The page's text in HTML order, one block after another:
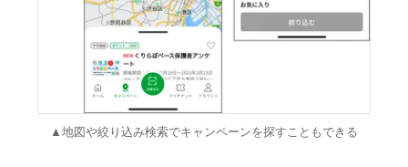
▲地図や絞り込み検索でキャンペーンを探すこともできる